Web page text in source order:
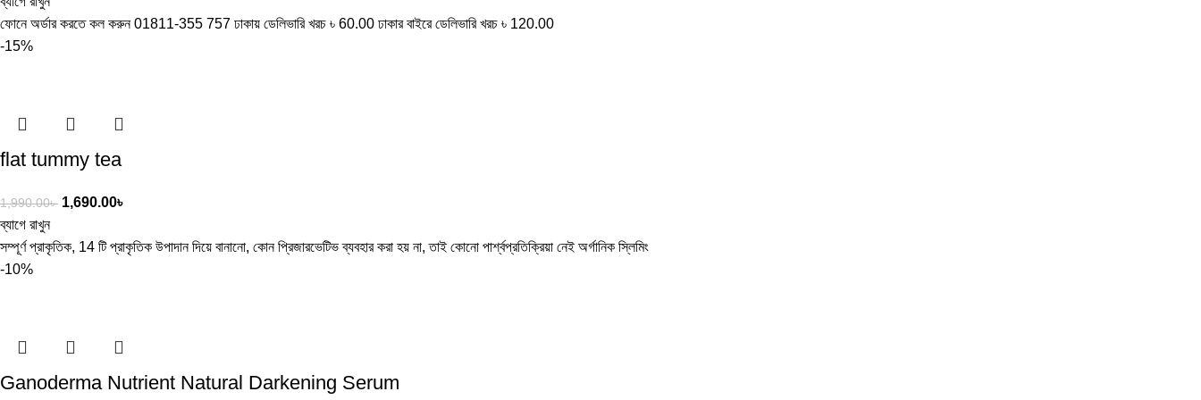
ফোনে অর্ডার করতে কল করুন 01811-355 757 ঢাকায় ডেলিভারি খরচ ৳ 60.00 ঢাকার বাইরে ডেলিভারি খরচ ৳ 120.00
-15%
flat tummy tea
1,990.00৳ 1,690.00৳
ব্যাগে রাখুন
সম্পূর্ণ প্রাকৃতিক, 14 টি প্রাকৃতিক উপাদান দিয়ে বানানো, কোন প্রিজারভেটিভ ব্যবহার করা হয় না, তাই কোনো পার্শ্বপ্রতিক্রিয়া নেই অর্গানিক স্লিমিং
-10%
Ganoderma Nutrient Natural Darkening Serum